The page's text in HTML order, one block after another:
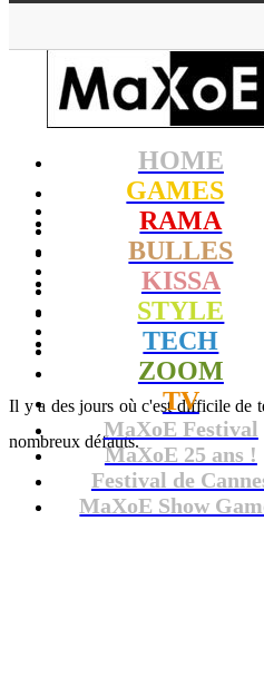
HOME
GAMES
RAMA
BULLES
KISSA
STYLE
TECH
ZOOM
TV
MaXoE Festival
MaXoE 25 ans !
Festival de
MaXoE Show
Il y a des jours où c'est difficile de
nombreux défauts.